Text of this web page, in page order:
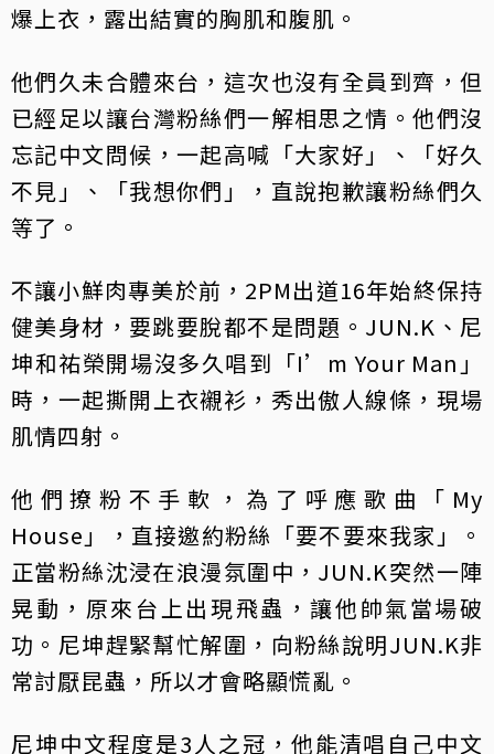
爆上衣，露出結實的胸肌和腹肌。
他們久未合體來台，這次也沒有全員到齊，但
已經足以讓台灣粉絲們一解相思之情。他們沒
忘記中文問候，一起高喊「大家好」、「好久
不見」、「我想你們」，直說抱歉讓粉絲們久
等了。
不讓小鮮肉專美於前，2PM出道16年始終保持
健美身材，要跳要脫都不是問題。JUN.K、尼
坤和祐榮開場沒多久唱到「I’m Your Man」
時，一起撕開上衣襯衫，秀出傲人線條，現場
肌情四射。
他們撩粉不手軟，為了呼應歌曲「My
House」，直接邀約粉絲「要不要來我家」。
正當粉絲沈浸在浪漫氛圍中，JUN.K突然一陣
晃動，原來台上出現飛蟲，讓他帥氣當場破
功。尼坤趕緊幫忙解圍，向粉絲說明JUN.K非
常討厭昆蟲，所以才會略顯慌亂。
尼坤中文程度是3人之冠，他能清唱自己中文